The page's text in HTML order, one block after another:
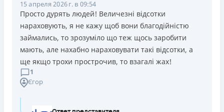
15 апреля 2026 г. в 09:54
Просто дурять людей! Величезні відсотки
нараховують, я не кажу щоб вони благодійністю
займались, то зрозуміло що теж щось заробити
мають, але нахабно нараховувати такі відсотки, а
ще якщо трохи прострочив, то взагалі жах!
1
Єгор